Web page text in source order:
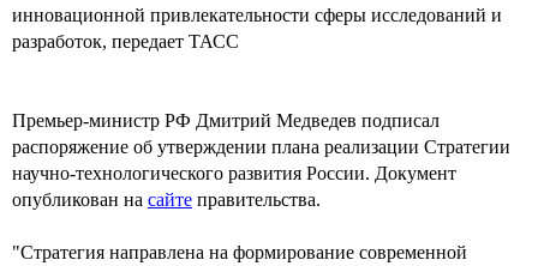
инновационной привлекательности сферы исследований и
разработок, передает ТАСС
Премьер-министр РФ Дмитрий Медведев подписал
распоряжение об утверждении плана реализации Стратегии
научно-технологического развития России. Документ
опубликован на сайте правительства.
"Стратегия направлена на формирование современной